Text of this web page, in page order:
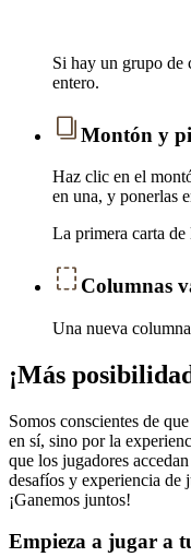
Si hay un grupo de
entero.
Montón y
Haz clic en el
en una, y ponerlas
La primera carta de
Columnas
Una nueva
¡Más
Somos conscientes de
en sí, sino por la
que los jugadores
desafíos y experiencia de
¡Ganemos juntos!
Empieza a jugar a